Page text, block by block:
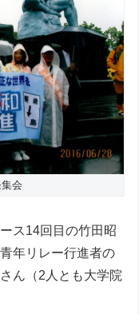
会
ス14回目の竹田昭
年リレー行進者の
ん（2人とも大学院